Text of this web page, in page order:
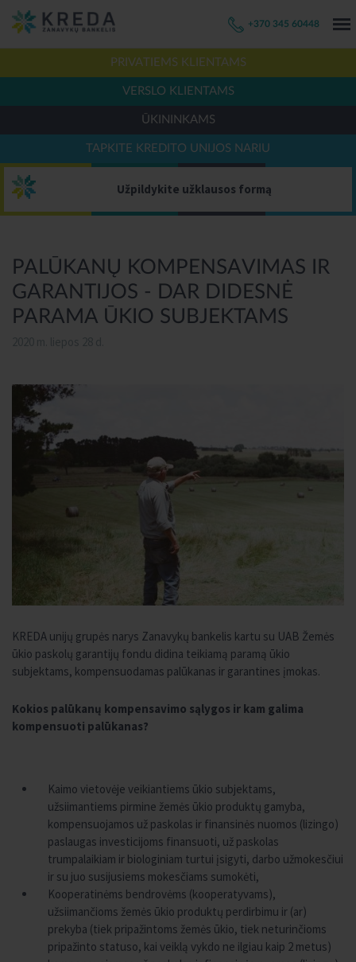
+370 345 60448
PRIVATIEMS KLIENTAMS
VERSLO KLIENTAMS
ŪKININKAMS
TAPKITE KREDITO UNIJOS NARIU
Užpildykite užklausos formą
PALŪKANŲ KOMPENSAVIMAS IR
GARANTIJOS - DAR DIDESNĖ
PARAMA ŪKIO SUBJEKTAMS
KREDA unijų grupės narys Zanavykų bankelis kartu su UAB Žemės
ūkio paskolų garantijų fondu didina teikiamą paramą ūkio
subjektams, kompensuodamas palūkanas ir garantines įmokas.
Kokios palūkanų kompensavimo sąlygos ir kam galima
kompensuoti palūkanas?
Kaimo vietovėje veikiantiems ūkio subjektams,
užsiimantiems pirmine žemės ūkio produktų gamyba,
kompensuojamos už paskolas ir finansinės nuomos (lizingo)
paslaugas investicijoms finansuoti, už paskolas
trumpalaikiam ir biologiniam turtui įsigyti, darbo užmokesčiui
ir su juo susijusiems mokesčiams sumokėti,
Kooperatinėms bendrovėms (kooperatyvams),
užsiimančioms žemės ūkio produktų perdirbimu ir (ar)
prekyba (tiek pripažintoms žemės ūkio, tiek neturinčioms
pripažinto statuso, kai veiklą vykdo ne ilgiau kaip 2 metus)